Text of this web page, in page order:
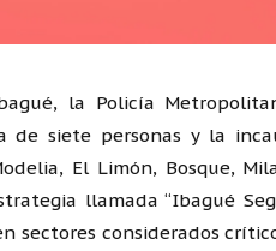
la Policía
siete personas y la
El Limón, Bosque,
llamada “Ibagué
sectores considerados